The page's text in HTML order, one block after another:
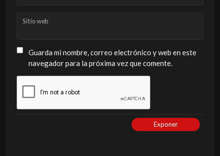
Sitio web
Guarda mi nombre, correo electrónico y web en este
navegador para la próxima vez que comente.
Exponer